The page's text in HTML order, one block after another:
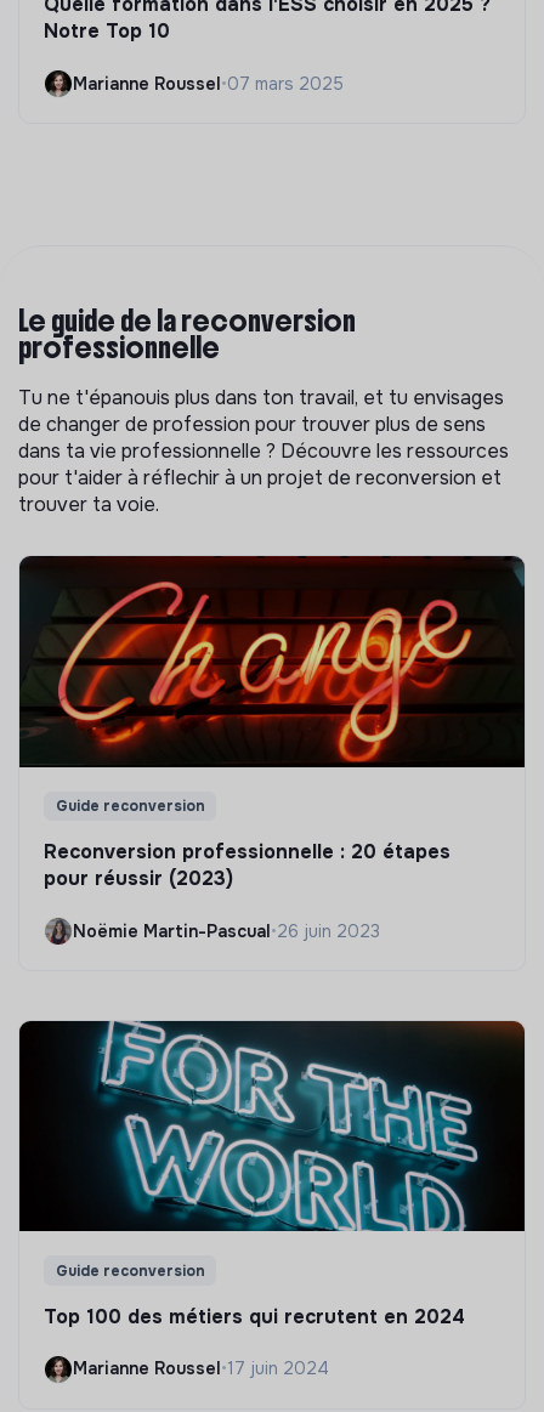
Notre Top 10
Marianne Roussel•07 mars 2025
Le guide de la reconversion
professionnelle
Tu ne t'épanouis plus dans ton travail, et tu envisages
de changer de profession pour trouver plus de sens
dans ta vie professionnelle ? Découvre les ressources
pour t'aider à réflechir à un projet de reconversion et
trouver ta voie.
Guide reconversion
Reconversion professionnelle : 20 étapes
pour réussir (2023)
Noëmie Martin-Pascual•26 juin 2023
Guide reconversion
Top 100 des métiers qui recrutent en 2024
Marianne Roussel •17 juin 2024